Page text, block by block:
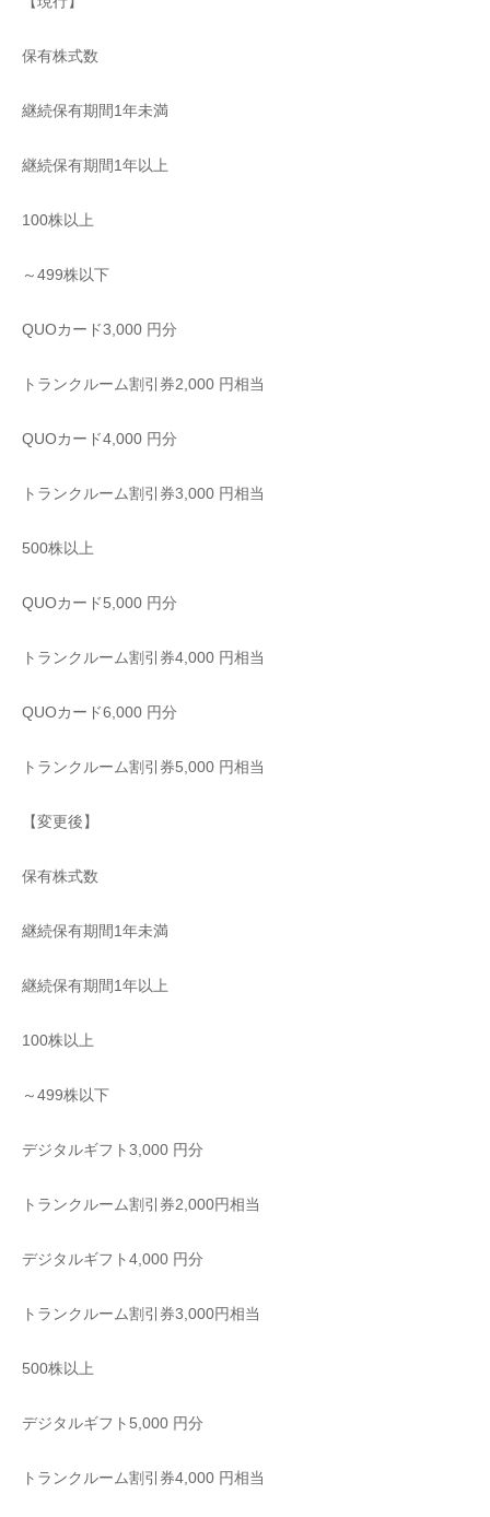
保有株式数
継続保有期間1年未満
継続保有期間1年以上
100株以上
～499株以下
QUOカード3,000 円分
トランクルーム割引券2,000 円相当
QUOカード4,000 円分
トランクルーム割引券3,000 円相当
500株以上
QUOカード5,000 円分
トランクルーム割引券4,000 円相当
QUOカード6,000 円分
トランクルーム割引券5,000 円相当
【変更後】
保有株式数
継続保有期間1年未満
継続保有期間1年以上
100株以上
～499株以下
デジタルギフト3,000 円分
トランクルーム割引券2,000円相当
デジタルギフト4,000 円分
トランクルーム割引券3,000円相当
500株以上
デジタルギフト5,000 円分
トランクルーム割引券4,000 円相当